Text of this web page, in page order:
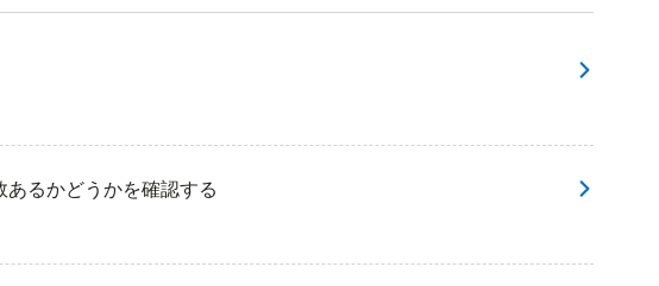
るかどうかを確認する